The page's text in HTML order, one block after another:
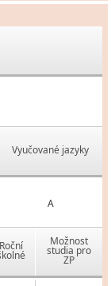
Vyučované jazyky
A
Roční Možnost
studia pro
ZP